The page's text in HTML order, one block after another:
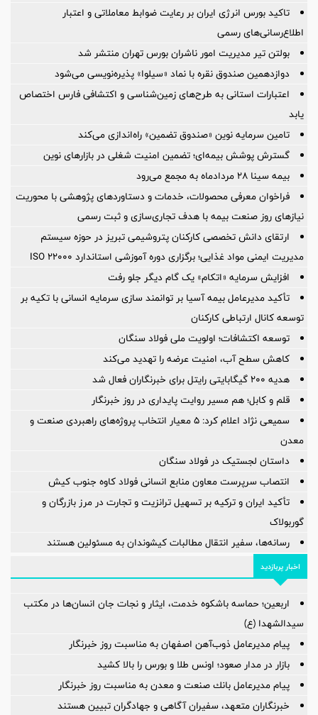
تاکید بورس انرژی ایران بر رعایت ضوابط معاملاتی و اعتبار
اطلاع‌رسانی‌های رسمی
بولتن تیر مدیریت امور ناشران بورس تهران منتشر شد
دوازدهمین صندوق نقره با نماد «سیلوا» پذیره‌نویسی می‌شود
اعتبارات استانی به طرح‌های زمین‌شناسی و اکتشافی فارس اختصاص
یابد
تامین سرمایه نوین «صندوق تضمین» راه‌اندازی می‌کند
گسترش پوشش بیمه‌ای؛ تضمین امنیت شغلی در بازارهای نوین
بیمه سینا 28 مردادماه به مجمع می‌رود
فراخوان معرفی محصولات، خدمات و دستاوردهای پژوهشی با محوریت
نیازهای روز صنعت بیمه با هدف تجاری‌سازی و ثبت رسمی
ارتقای دانش تخصصی کارکنان پتروشیمی تبریز در حوزه سیستم
مدیریت ایمنی مواد غذایی؛ برگزاری دوره آموزشی استاندارد ISO 22000
افزایش سرمایه «اتکام» یک گام دیگر جلو رفت
تأکید مدیرعامل بیمه آسیا بر توانمند سازی سرمایه انسانی با تکیه بر
توسعه کانال ارتباطی کارکنان
توسعه اکتشافات؛ اولویت ملی فولاد سنگان
کاهش سطح آب، امنیت عرضه را تهدید می‌کند
هدیه ۲۰۰ گیگابایتی رایتل برای خبرنگاران فعال شد
قلم و کابل؛ هم مسیر روایت پایداری در روز خبرنگار
سمیعی‌ نژاد اعلام کرد: 5 معیار انتخاب پروژه‌های راهبردی صنعت و
معدن
داستان لجستیک در فولاد سنگان
انتصاب سرپرست معاون منابع انسانی فولاد کاوه جنوب کیش
تأکید ایران و ترکیه بر تسهیل ترانزیت و تجارت در مرز بازرگان و
گوربولاک
رسانه‌ها، سفیر انتقال مطالبات کیشوندان به مسئولین هستند
اخبار پربازدید
اربعین؛ حماسه باشکوه خدمت، ایثار و نجات جان انسان‌ها در مکتب
سیدالشهدا (ع)
پیام مدیرعامل ذوب‌آهن اصفهان به مناسبت روز خبرنگار
بازار در مدار صعود؛ اونس طلا و بورس را بالا کشید
پیام مدیرعامل بانك صنعت و معدن به مناسبت روز خبرنگار
خبرنگاران متعهد، سفیران آگاهی و جهادگران تبیین هستند